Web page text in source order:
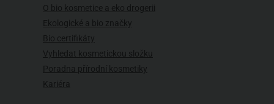
O bio kosmetice a eko drogerii
Ekologické a bio značky
Bio certifikáty
Vyhledat kosmetickou složku
Poradna přírodní kosmetiky
Kariéra